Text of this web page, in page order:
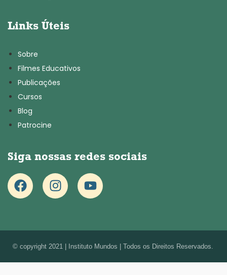
Links Úteis
Sobre
Filmes Educativos
Publicações
Cursos
Blog
Patrocine
Siga nossas redes sociais
© copyright 2021 | Instituto Mundos | Todos os Direitos Reservados.